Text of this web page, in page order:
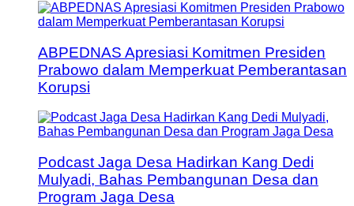
ABPEDNAS Apresiasi Komitmen Presiden
Prabowo dalam Memperkuat Pemberantasan
Korupsi
Podcast Jaga Desa Hadirkan Kang Dedi
Mulyadi, Bahas Pembangunan Desa dan
Program Jaga Desa